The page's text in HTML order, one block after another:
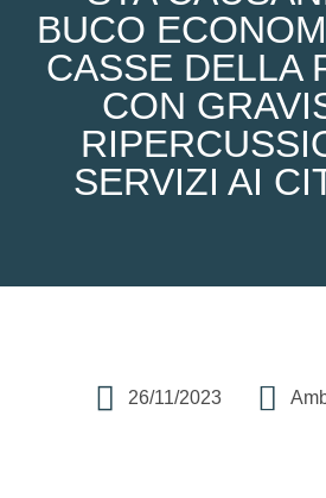
BUCO
CASSE DELLA
CON
SERVIZI AI
26/11/2023